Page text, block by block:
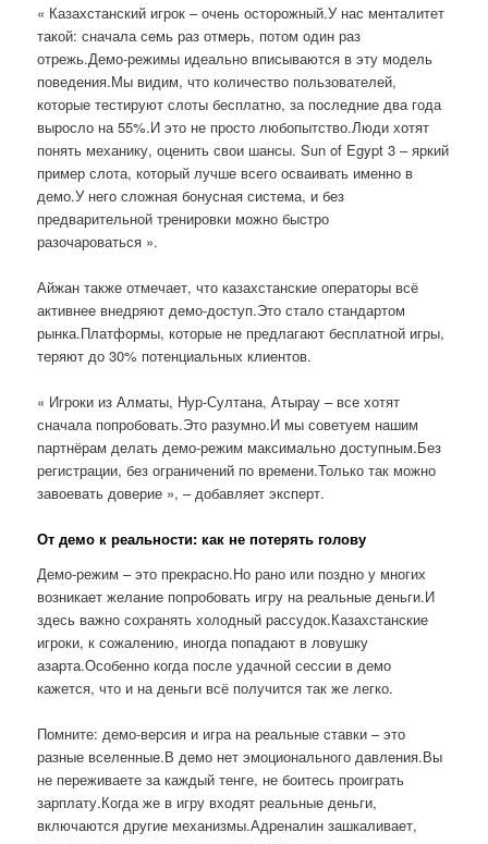
« Казахстанский игрок – очень осторожный.У нас менталитет
такой: сначала семь раз отмерь, потом один раз
отрежь.Демо-режимы идеально вписываются в эту модель
поведения.Мы видим, что количество пользователей,
которые тестируют слоты бесплатно, за последние два года
выросло на 55%.И это не просто любопытство.Люди хотят
понять механику, оценить свои шансы. Sun of Egypt 3 – яркий
пример слота, который лучше всего осваивать именно в
демо.У него сложная бонусная система, и без
предварительной тренировки можно быстро
разочароваться ».
Айжан также отмечает, что казахстанские операторы всё
активнее внедряют демо-доступ.Это стало стандартом
рынка.Платформы, которые не предлагают бесплатной игры,
теряют до 30% потенциальных клиентов.
« Игроки из Алматы, Нур-Султана, Атырау – все хотят
сначала попробовать.Это разумно.И мы советуем нашим
партнёрам делать демо-режим максимально доступным.Без
регистрации, без ограничений по времени.Только так можно
завоевать доверие », – добавляет эксперт.
От демо к реальности: как не потерять голову
Демо-режим – это прекрасно.Но рано или поздно у многих
возникает желание попробовать игру на реальные деньги.И
здесь важно сохранять холодный рассудок.Казахстанские
игроки, к сожалению, иногда попадают в ловушку
азарта.Особенно когда после удачной сессии в демо
кажется, что и на деньги всё получится так же легко.
Помните: демо-версия и игра на реальные ставки – это
разные вселенные.В демо нет эмоционального давления.Вы
не переживаете за каждый тенге, не боитесь проиграть
зарплату.Когда же в игру входят реальные деньги,
включаются другие механизмы.Адреналин зашкаливает,